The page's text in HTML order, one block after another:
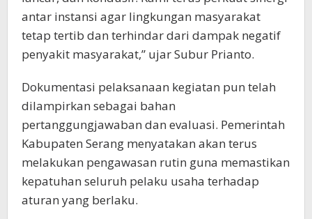
antar instansi agar lingkungan masyarakat
tetap tertib dan terhindar dari dampak negatif
penyakit masyarakat,” ujar Subur Prianto.
Dokumentasi pelaksanaan kegiatan pun telah
dilampirkan sebagai bahan
pertanggungjawaban dan evaluasi. Pemerintah
Kabupaten Serang menyatakan akan terus
melakukan pengawasan rutin guna memastikan
kepatuhan seluruh pelaku usaha terhadap
aturan yang berlaku.